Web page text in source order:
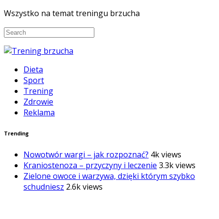
Wszystko na temat treningu brzucha
Dieta
Sport
Trening
Zdrowie
Reklama
Trending
Nowotwór wargi – jak rozpoznać? 4k views
Kraniostenoza – przyczyny i leczenie 3.3k views
Zielone owoce i warzywa, dzięki którym szybko
schudniesz 2.6k views